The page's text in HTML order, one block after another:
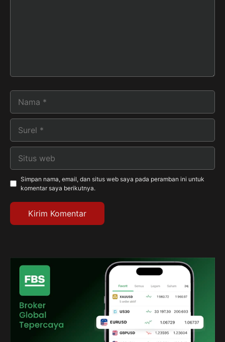
Simpan nama, email, dan situs web saya pada peramban ini untuk
komentar saya berikutnya.